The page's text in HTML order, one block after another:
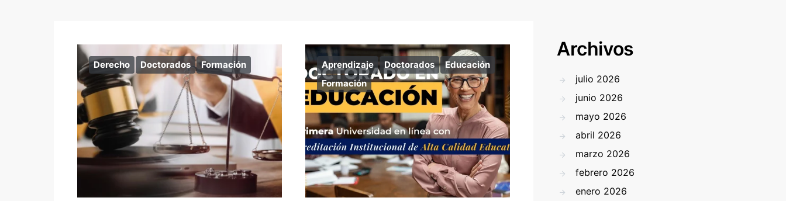
Derecho Doctorados Formación Aprendizaje Doctorados
Educación
Formación
Archivos
julio 2026
junio 2026
mayo 2026
abril 2026
marzo 2026
febrero 2026
enero 2026